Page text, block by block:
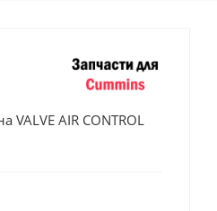
AIR CONTROL